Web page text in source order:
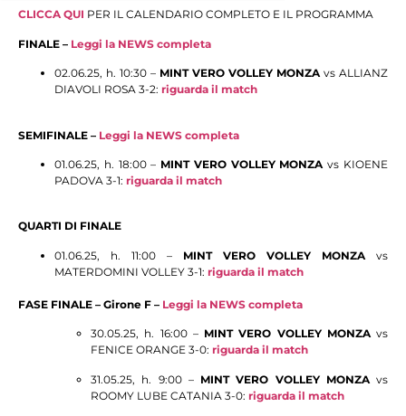
CLICCA QUI PER IL CALENDARIO COMPLETO E IL PROGRAMMA
FINALE – Leggi la NEWS completa
02.06.25, h. 10:30 – MINT VERO VOLLEY MONZAvs ALLIANZ
DIAVOLI ROSA 3-2: riguarda il match
SEMIFINALE – Leggi la NEWS completa
01.06.25, h. 18:00 – MINT VERO VOLLEY MONZA vs KIOENE
PADOVA 3-1: riguarda il match
QUARTI DI FINALE
01.06.25, h. 11:00 – MINT VERO VOLLEY MONZA vs
MATERDOMINI VOLLEY 3-1: riguarda il match
FASE FINALE – Girone F – Leggi la NEWS completa
30.05.25, h. 16:00 – MINT VERO VOLLEY MONZAvs
FENICE ORANGE 3-0: riguarda il match
31.05.25, h. 9:00 – MINT VERO VOLLEY MONZAvs
ROOMY LUBE CATANIA 3-0: riguarda il match